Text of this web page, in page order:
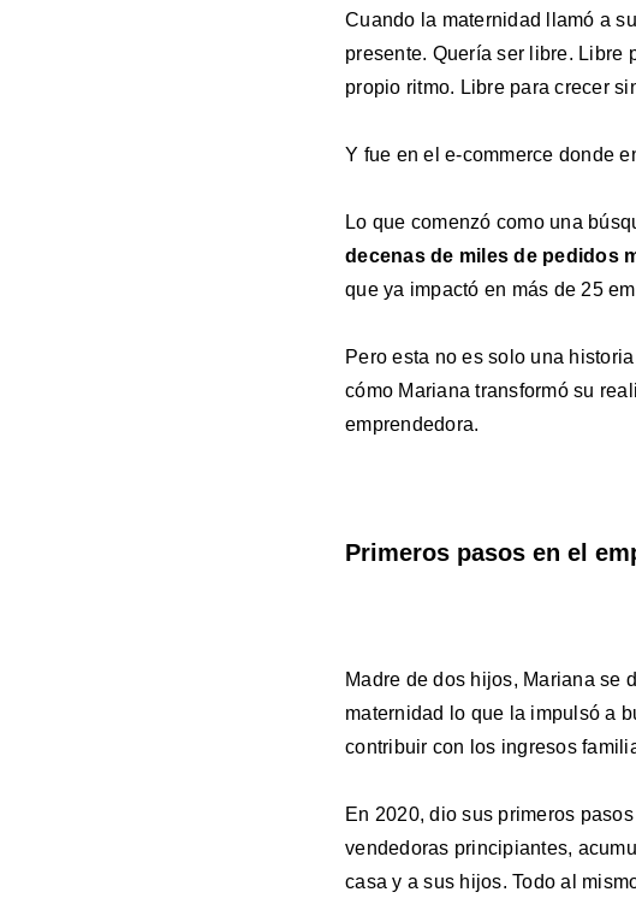
Cuando la maternidad llamó a
presente. Quería ser libre. Libre
propio ritmo. Libre para crecer
Y fue en el e-commerce donde
Lo que comenzó como una
decenas de miles de pedidos
que ya impactó en más de 25
Pero esta no es solo una
cómo Mariana transformó su
emprendedora.
Primeros pasos en el
Madre de dos hijos, Mariana se
maternidad lo que la impulsó a
contribuir con los ingresos
En 2020, dio sus primeros
vendedoras principiantes,
casa y a sus hijos. Todo al